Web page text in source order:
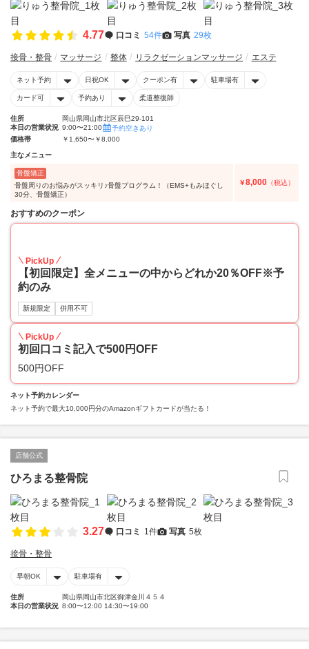
4.77 口コミ 54件 写真 29枚
接骨・整骨 マッサージ 整体 リラクゼーションマッサージ エステ
ネット予約 日祝OK クーポン有 駐車場有
カード可 予約あり 柔道整復師
住所
岡山県岡山市北区辰巳29-101
本日の営業状況 9:00〜21:00
予約空きあり
価格帯
￥1,650〜￥8,000
主なメニュー
骨盤矯正
骨盤周りのお悩みがスッキリ♪骨盤プログラム！（EMS+もみほぐし
30分、骨盤矯正）
￥8,000 （税込）
おすすめのクーポン
PickUp
【初回限定】全メニューの中からどれか20％OFF※予
約のみ
新規限定 併用不可
PickUp
初回口コミ記入で500円OFF
500円OFF
ネット予約カレンダー
ネット予約で最大10,000円分のAmazonギフトカードが当たる！
店舗公式
ひろまる整骨院
3.27 口コミ 1件 写真 5枚
接骨・整骨
早朝OK 駐車場有
住所
岡山県岡山市北区御津金川４５４
本日の営業状況 8:00〜12:00 14:30〜19:00